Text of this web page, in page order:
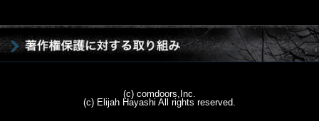
(c) comdoors,Inc.
(c) Elijah Hayashi All rights reserved.